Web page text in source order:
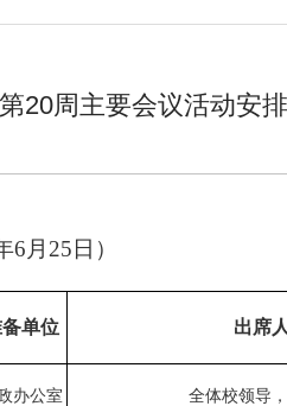
20周主要会议活动安排
6 月 25 日）
单位 出席
办公室 全体校领导 ，